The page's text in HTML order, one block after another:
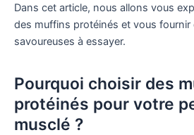
Dans cet article, nous allons vous
des muffins protéinés et vous fournir
savoureuses à essayer.
Pourquoi choisir des
protéinés pour votre
musclé ?